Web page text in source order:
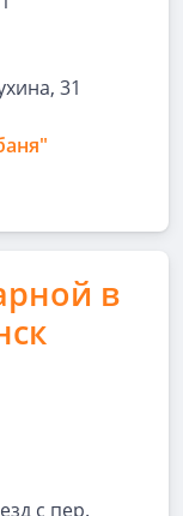
31
в
с пер.